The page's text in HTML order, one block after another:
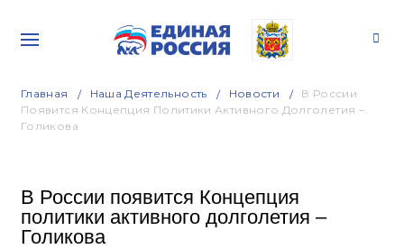
Главная Наша Деятельность Новости
В России
Появится Концепция Политики Активного Долголетия –
Голикова
В России появится Концепция
политики активного долголетия –
Голикова